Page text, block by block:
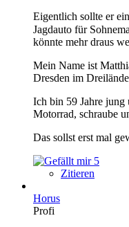
Eigentlich sollte er
Jagdauto für
könnte mehr draus
Mein Name ist
Dresden im
Ich bin 59 Jahre jung
Motorrad, schraube
Das sollst erst mal
5
Zitieren
Horus
Profi